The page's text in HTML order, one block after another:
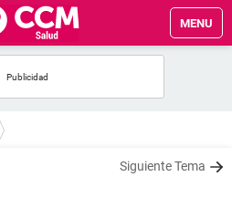
MENU
Siguiente Tema